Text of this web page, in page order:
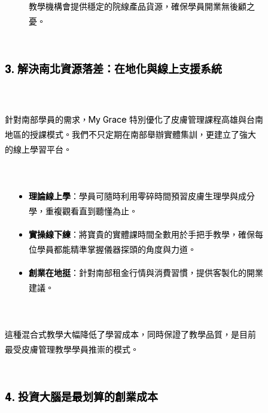
教學機構會提供穩定的院線產品貨源，確保學員開業無後顧之
憂。
3. 解決南北資源落差：在地化與線上支援系統
針對南部學員的需求，My Grace 特別優化了皮膚管理課程高雄與台南
地區的授課模式。我們不只定期在南部舉辦實體集訓，更建立了強大
的線上學習平台。
理論線上學 ：學員可隨時利用零碎時間預習皮膚生理學與成分
學，重複觀看直到聽懂為止。
實操線下練 ：將寶貴的實體課時間全數用於手把手教學，確保每
位學員都能精準掌握儀器探頭的角度與力道。
創業在地挺 ：針對南部租金行情與消費習慣，提供客製化的開業
建議。
這種混合式教學大幅降低了學習成本，同時保證了教學品質，是目前
最受皮膚管理教學學員推崇的模式。
4. 投資大腦是最划算的創業成本